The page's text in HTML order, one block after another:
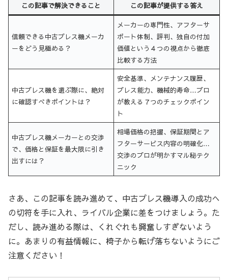
この記事で解決できること この記事が提供する答え
信頼できる中古プレス機メーカ
ーをどう見極める？
メーカーの専門性、アフターサ
ポート体制、評判、独自の付加
価値という４つの視点から徹底
比較する方法
中古プレス機を選ぶ際に、絶対
に確認すべきポイントは？
安全基準、メンテナンス履歴、
プレス能力、機械的寿命…プロ
が教える７つのチェックポイン
ト
中古プレス機メーカーとの交渉
で、価格と保証を最大限に引き
出すには？
相場価格の把握、保証期間とア
フターサービス内容の明確化…
交渉のプロが明かすマル秘テク
ニック
さあ、この記事を読み進めて、中古プレス機導入の成功へ
の切符を手に入れ、ライバル企業に差をつけましょう。た
だし、読み進める際は、くれぐれも興奮しすぎないよう
に。あまりの有益情報に、椅子から転げ落ちないようにご
注意ください！